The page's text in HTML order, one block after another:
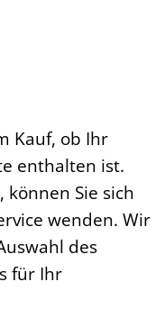
Kauf, ob Ihr
enthalten ist.
können Sie sich
wenden. Wir
des
für Ihr